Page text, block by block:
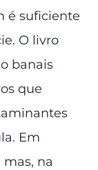
é suficiente
O livro
banais
que
Em
na